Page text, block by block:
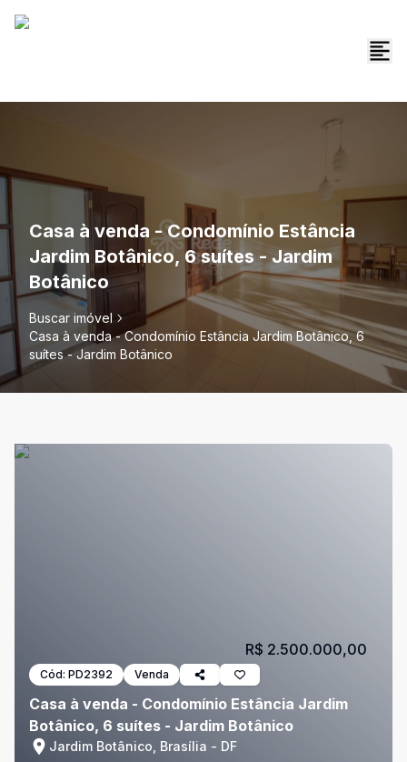
Casa à venda - Condomínio Estância
Jardim Botânico, 6 suítes - Jardim
Botânico
Buscar imóvel
Casa à venda - Condomínio Estância Jardim Botânico, 6
suítes - Jardim Botânico
Cód: PD2392 Venda
Casa à venda - Condomínio Estância Jardim
Botânico, 6 suítes - Jardim Botânico
Jardim Botânico, Brasília - DF
R$ 2.500.000,00